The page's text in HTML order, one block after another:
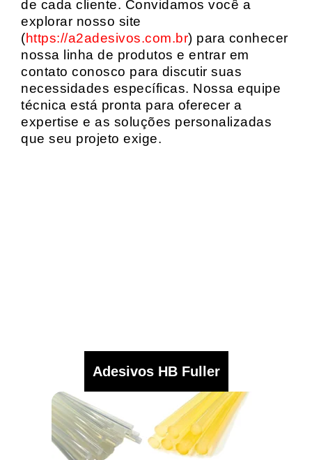
de cada cliente. Convidamos você a
explorar nosso site
(https://a2adesivos.com.br) para conhecer
nossa linha de produtos e entrar em
contato conosco para discutir suas
necessidades específicas. Nossa equipe
técnica está pronta para oferecer a
expertise e as soluções personalizadas
que seu projeto exige.
Adesivos HB Fuller